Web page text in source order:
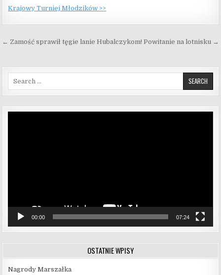
Krajowy Turniej Młodzików >>
Nawigacja wpisu Powitanie na lotnisku →
← Zamość sprawił tęgie lanie Hubalczykom!
Search for:
00:00 07:24
OSTATNIE WPISY
Nagrody Marszałka